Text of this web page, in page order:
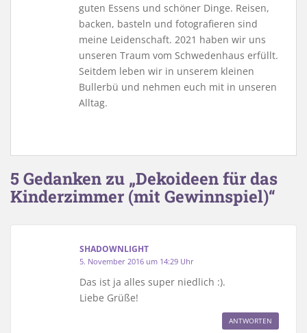
guten Essens und schöner Dinge. Reisen,
backen, basteln und fotografieren sind
meine Leidenschaft. 2021 haben wir uns
unseren Traum vom Schwedenhaus erfüllt.
Seitdem leben wir in unserem kleinen
Bullerbü und nehmen euch mit in unseren
Alltag.
5 Gedanken zu „Dekoideen für das
Kinderzimmer (mit Gewinnspiel)“
SHADOWNLIGHT
5. November 2016 um 14:29 Uhr
Das ist ja alles super niedlich :).
Liebe Grüße!
ANTWORTEN